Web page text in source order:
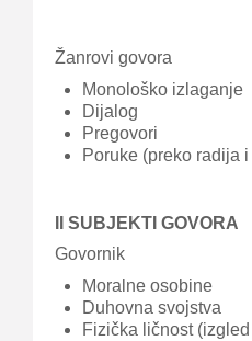
Žanrovi govora
Monološko izlaganje
Dijalog
Pregovori
Poruke (preko radija
II SUBJEKTI GOVORA
Govornik
Moralne osobine
Duhovna svojstva
Fizička ličnost